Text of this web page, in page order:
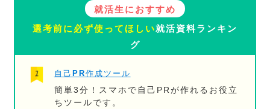
就活生におすすめ
選考前に必ず使ってほしい就活資料ランキン
グ
自己PR作成ツール
簡単3分！スマホで自己PRが作れるお役立
ちツールです。